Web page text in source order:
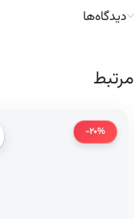
دیدگاه‌ها
مرتبط
-20%